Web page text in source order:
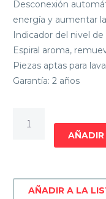
Desconexión
energía y aumentar
Indicador del nivel
Espiral aroma,
Piezas aptas para
Garantía: 2 años
HD7462/20
cantidad
AÑADIR A LA